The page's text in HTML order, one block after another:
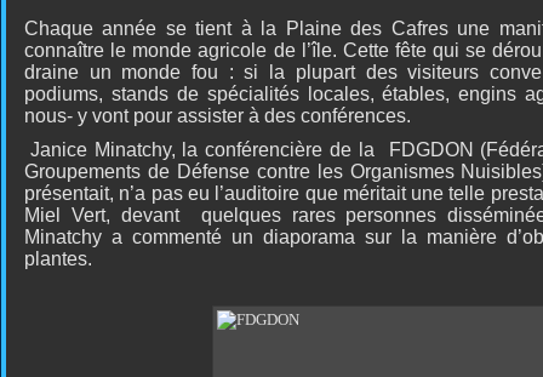
Chaque année se tient à la Plaine des Cafres une
connaître le monde agricole de l’île. Cette fête qui se
draine un monde fou : si la plupart des visiteurs
podiums, stands de spécialités locales, étables, engins
nous- y vont pour assister à des conférences.
Janice Minatchy, la conférencière de la FDGDON
Groupements de Défense contre les Organismes
présentait, n’a pas eu l’auditoire que méritait une telle
Miel Vert, devant
quelques rares personnes
Minatchy a commenté un diaporama sur la manière
plantes.